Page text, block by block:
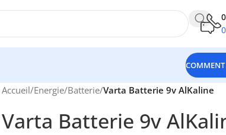
Accueil/Energie/Batterie/Varta Batterie 9v AlKaline
Varta Batterie 9v